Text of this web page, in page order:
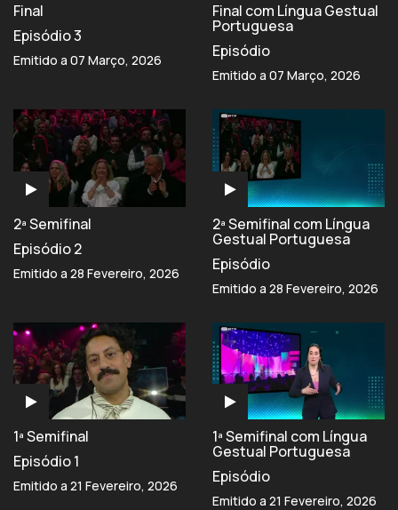
Final
Episódio 3
Emitido a 07 Março, 2026
Final com Língua Gestual
Portuguesa
Episódio
Emitido a 07 Março, 2026
2ª Semifinal
Episódio 2
Emitido a 28 Fevereiro, 2026
2ª Semifinal com Língua
Gestual Portuguesa
Episódio
Emitido a 28 Fevereiro, 2026
1ª Semifinal
Episódio 1
Emitido a 21 Fevereiro, 2026
1ª Semifinal com Língua
Gestual Portuguesa
Episódio
Emitido a 21 Fevereiro, 2026